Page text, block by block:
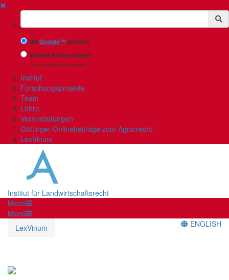
✖
Suchbegriff
MitGoogle™suchen
Interne Suche nutzen
(eingeschränkte Ergebnisqualität)
Institut
Forschungsprojekte
Team
Lehre
Veranstaltungen
Göttinger Onlinebeiträge zum Agrarrecht
LexVinum
Institut für Landwirtschaftsrecht
Menü
Menü
LexVinum
ENGLISH